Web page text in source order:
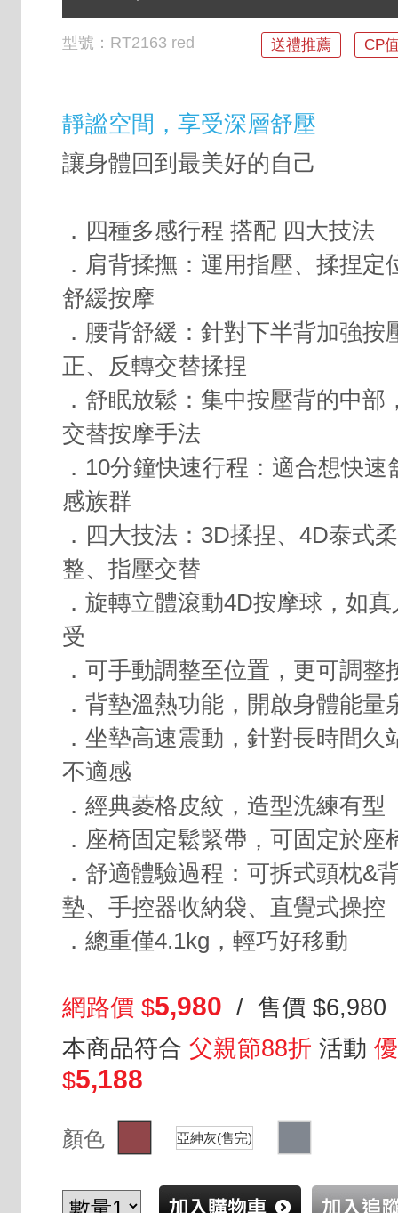
型號： RT2163 red 送禮推薦 CP
靜謐空間，享受深層舒壓
讓身體回到最美好的自己
．四種多感行程 搭配 四大技法
．肩背揉撫：運用指壓、揉捏定
舒緩按摩
．腰背舒緩：針對下半背加強按
正、反轉交替揉捏
．舒眠放鬆：集中按壓背的中部
交替按摩手法
．10分鐘快速行程：適合想快速
感族群
．四大技法：3D揉捏、4D泰式
整、指壓交替
．旋轉立體滾動4D按摩球，如
受
．可手動調整至位置，更可調整
．背墊溫熱功能，開啟身體能量
．坐墊高速震動，針對長時間久
不適感
．經典菱格皮紋，造型洗練有型
．座椅固定鬆緊帶，可固定於座
．舒適體驗過程：可拆式頭枕&
墊、手控器收納袋、直覺式操控
．總重僅4.1kg，輕巧好移動
網路價 $5,980 / 售價 $6,980
本商品符合 父親節88折 活動
$5,188
顏色 亞紳灰(售完)